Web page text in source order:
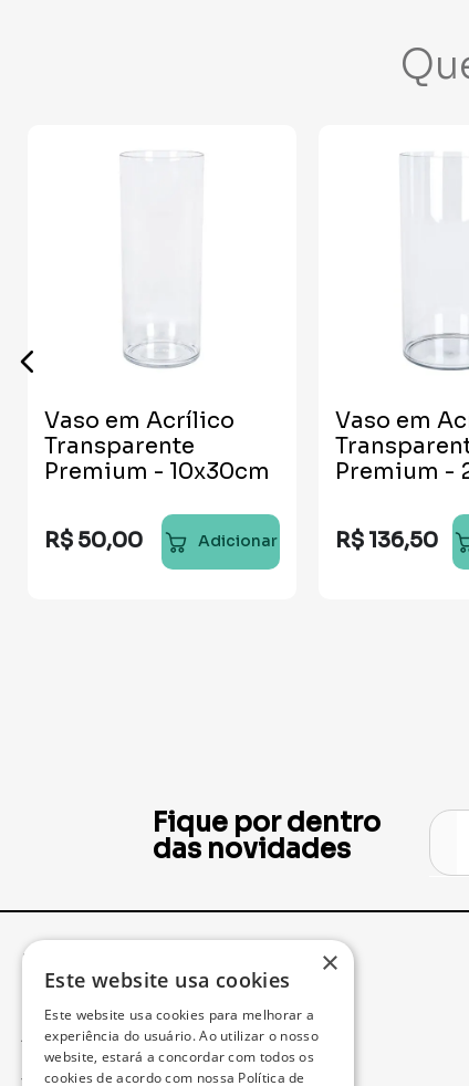
Vaso em Acrílico
Transparente
Premium - 10x30cm
R$ 50,00 Adicionar
Vaso em
Premium -
R$ 136,50
Fique por dentro
das novidades
Institucional
Acompanhe seu Pedido
×
Este website usa cookies
Este website usa cookies para melhorar a
experiência do usuário. Ao utilizar o nosso
website, estará a concordar com todos os
cookies de acordo com nossa Política de